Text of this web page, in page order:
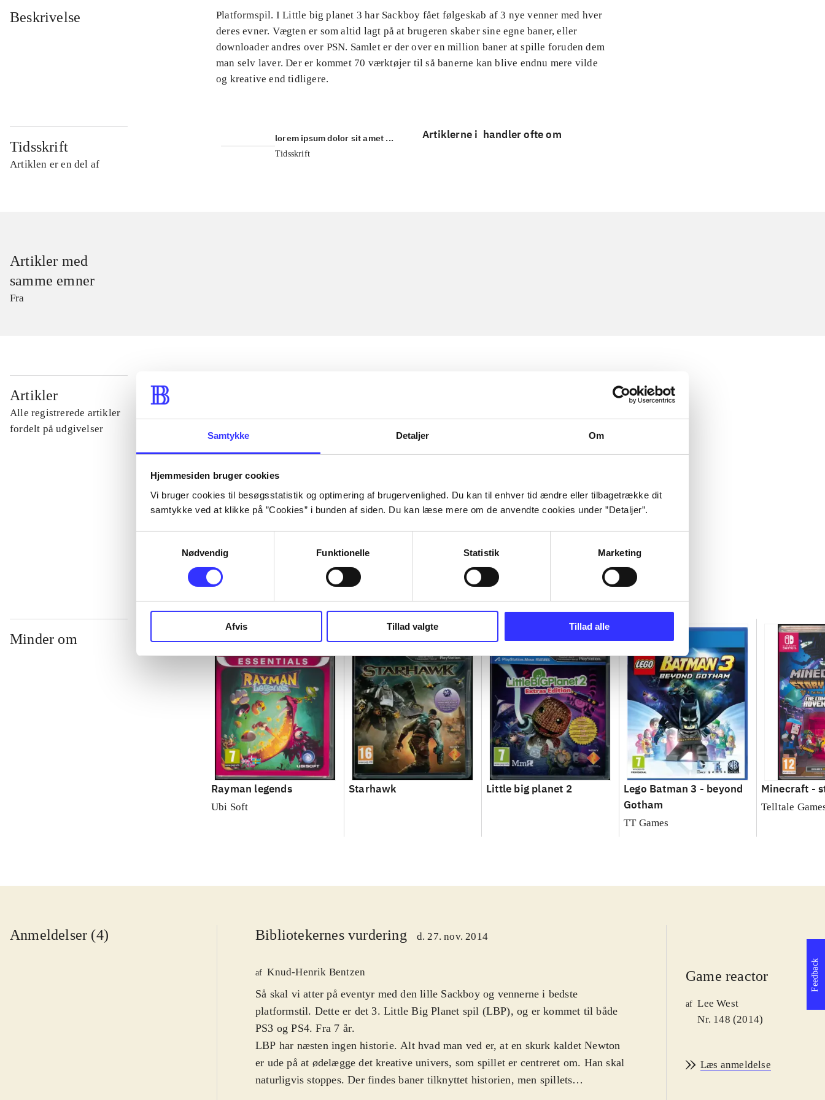
Samtykke Detaljer Om
Hjemmesiden bruger cookies
Vi bruger cookies til besøgsstatistik og optimering af brugervenlighed. Du kan til enhver tid ændre eller tilbagetrække dit
samtykke ved at klikke på ”Cookies” i bunden af siden. Du kan læse mere om de anvendte cookies under ”Detaljer”.
Nødvendig
Funktionelle Statistik Marketing
Afvis Tillad valgte Tillad alle
Beskrivelse
Platformspil. I Little big planet 3 har Sackboy fået følgeskab af 3 nye venner med hver
deres evner. Vægten er som altid lagt på at brugeren skaber sine egne baner, eller
downloader andres over PSN. Samlet er der over en million baner at spille foruden dem
man selv laver. Der er kommet 70 værktøjer til så banerne kan blive endnu mere vilde
og kreative end tidligere.
Tidsskrift
Artiklen er en del af
lorem ipsum dolor sit amet ...
Tidsskrift
Artiklerne i handler ofte om
Artikler med
samme emner
Fra
Artikler
Alle registrerede artikler
fordelt på udgivelser
...
Minder om
Rayman legends
Ubi Soft
Starhawk Little big planet 2
Lego Batman 3 - beyond
Gotham
TT Games
Minecraft -
Telltale
Anmeldelser (4) Bibliotekernes vurdering d. 27. nov. 2014
af Knud-Henrik Bentzen
Så skal vi atter på eventyr med den lille Sackboy og vennerne i bedste
platformstil. Dette er det 3. Little Big Planet spil (LBP), og er kommet til både
PS3 og PS4. Fra 7 år.
LBP har næsten ingen historie. Alt hvad man ved er, at en skurk kaldet Newton
er ude på at ødelægge det kreative univers, som spillet er centreret om. Han skal
naturligvis stoppes. Der findes baner tilknyttet historien, men spillets
Game reactor
af Lee West
Nr. 148 (2014)
Læs anmeldelse
Feedback